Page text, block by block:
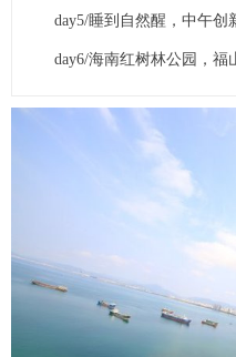
day5/睡到自然醒，中午创
day6/海南红树林公园，福